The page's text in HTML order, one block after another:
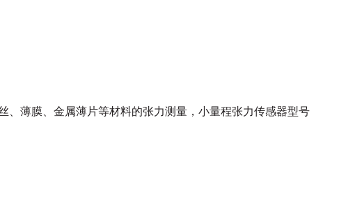
、薄膜、金属薄片等材料的张力测量， 小量程张力传感器型号